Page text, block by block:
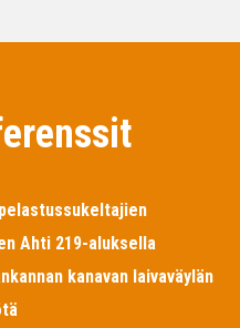
Ahti 219-aluksella
kanavan laivaväylän